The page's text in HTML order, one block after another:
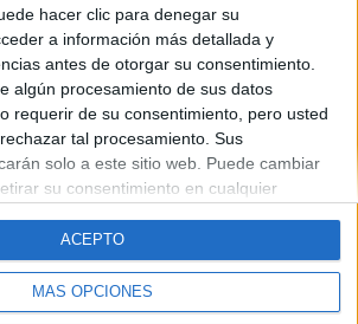
hacer clic para denegar su
a información más detallada y
antes de otorgar su consentimiento.
algún procesamiento de sus datos
requerir de su consentimiento, pero usted
tal procesamiento. Sus
solo a este sitio web. Puede cambiar
su consentimiento en cualquier
inferior de la página web.
MÁS OPCIONES
ACEPTO
somos| Contactar|Anúnciate
privacidad |Condiciones generales
de cookies
Mediterráneo S.L.
- Diego de León 47 - 28006
- Tel. +34 91 593 2767